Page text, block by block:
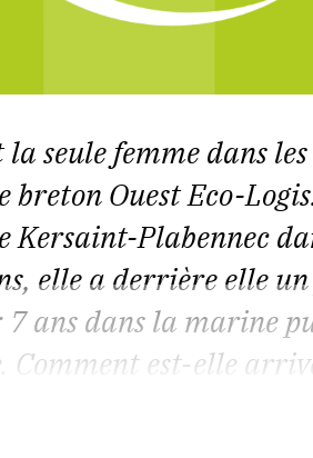
la seule femme dans
Ouest Eco-
Kersaint-Plabennec
elle a derrière elle
ans dans la marine
Comment est-elle